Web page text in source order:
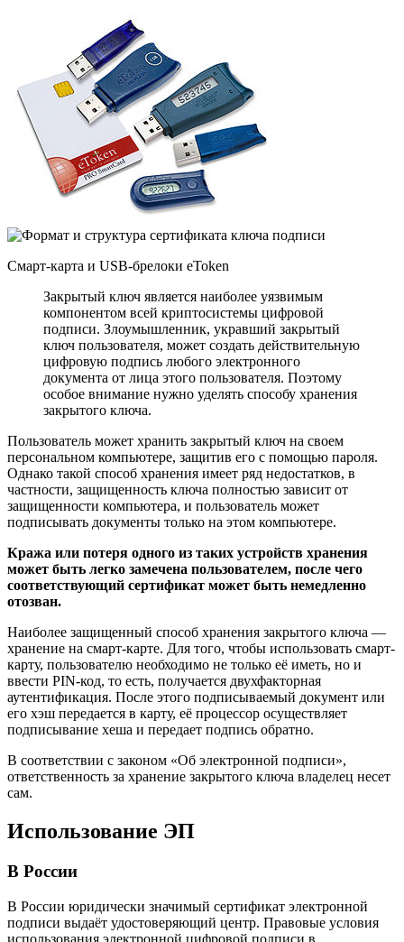
Смарт-карта и USB-брелоки eToken
Закрытый ключ является наиболее уязвимым
компонентом всей криптосистемы цифровой
подписи. Злоумышленник, укравший закрытый
ключ пользователя, может создать действительную
цифровую подпись любого электронного
документа от лица этого пользователя. Поэтому
особое внимание нужно уделять способу хранения
закрытого ключа.
Пользователь может хранить закрытый ключ на своем
персональном компьютере, защитив его с помощью пароля.
Однако такой способ хранения имеет ряд недостатков, в
частности, защищенность ключа полностью зависит от
защищенности компьютера, и пользователь может
подписывать документы только на этом компьютере.
Кража или потеря одного из таких устройств хранения
может быть легко замечена пользователем, после чего
соответствующий сертификат может быть немедленно
отозван.
Наиболее защищенный способ хранения закрытого ключа —
хранение на смарт-карте. Для того, чтобы использовать смарт-
карту, пользователю необходимо не только её иметь, но и
ввести PIN-код, то есть, получается двухфакторная
аутентификация. После этого подписываемый документ или
его хэш передается в карту, её процессор осуществляет
подписывание хеша и передает подпись обратно.
В соответствии с законом «Об электронной подписи»,
ответственность за хранение закрытого ключа владелец несет
сам.
Использование ЭП
В России
В России юридически значимый сертификат электронной
подписи выдаёт удостоверяющий центр. Правовые условия
использования электронной цифровой подписи в